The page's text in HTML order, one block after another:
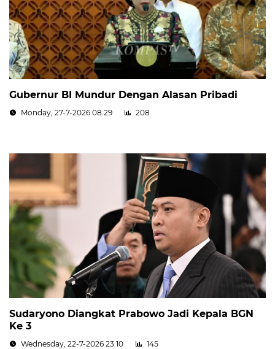
Gubernur BI Mundur Dengan Alasan Pribadi
Monday, 27-7-2026 08:29 208
Sudaryono Diangkat Prabowo Jadi Kepala BGN
Ke 3
Wednesday, 22-7-2026 23:10 145